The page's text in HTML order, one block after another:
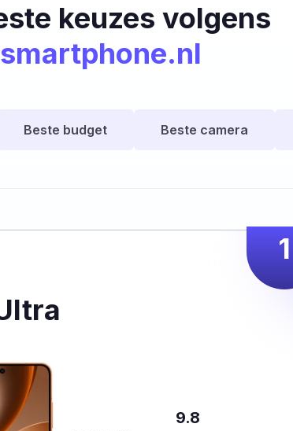
keuzes volgens
smartphone.nl
Beste budget Beste camera
1
9.8